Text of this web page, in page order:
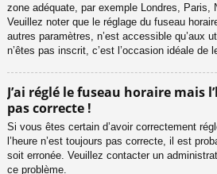
zone adéquate, par exemple Londres, Paris,
Veuillez noter que le réglage du fuseau
autres paramètres, n’est accessible qu’aux
n’êtes pas inscrit, c’est l’occasion idéale de
J’ai réglé le fuseau horaire mais
pas correcte !
Si vous êtes certain d’avoir correctement
l’heure n’est toujours pas correcte, il est
soit erronée. Veuillez contacter un
ce problème.